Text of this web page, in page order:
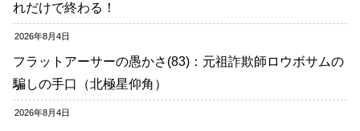
れだけで終わる！
2026年8月4日
フラットアーサーの愚かさ(83)：元祖詐欺師ロウボサムの
騙しの手口（北極星仰角）
2026年8月4日